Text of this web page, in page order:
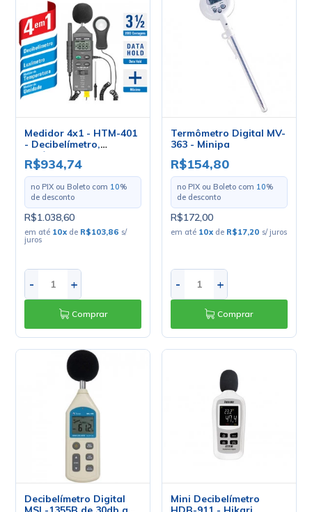
Medidor 4x1 - HTM-401
- Decibelímetro,
Luxímetro, Medidor de
Temperatura e Umidade
R$934,74
no PIX ou Boleto com 10%
de desconto
R$1.038,60
em até 10x de R$103,86 s/
juros
- +
Comprar
Termômetro Digital MV-
363 - Minipa
R$154,80
no PIX ou Boleto com 10%
de desconto
R$172,00
em até 10x de R$17,20 s/ juros
- +
Comprar
Decibelímetro Digital
Mini Decibelímetro